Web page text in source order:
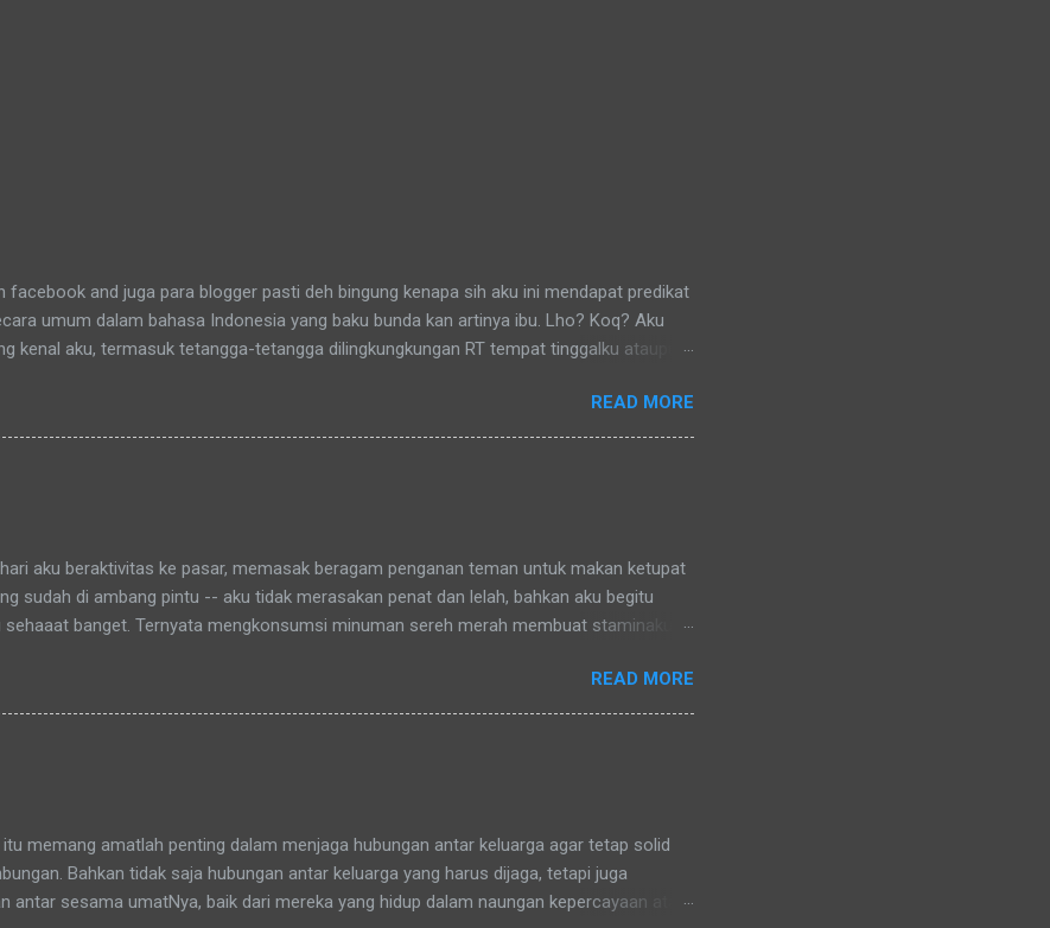
facebook and juga para blogger pasti deh bingung kenapa sih aku ini mendapat predikat
umum dalam bahasa Indonesia yang baku bunda kan artinya ibu. Lho? Koq? Aku
kenal aku, termasuk tetangga-tetangga dilingkungkungan RT tempat tinggalku ataupun
Green Bintaro Residence. Para ojeckers (yang udah kenal tentunya) pun memanggilku
ada cerita yang khusus kenapa akhirnya semua yang kenal denganku
bunda , sampai-sampai Pak RT dilingkungan pun terkadang memanggilku dengan
READ MORE
aku beraktivitas ke pasar, memasak beragam penganan teman untuk makan ketupat
sudah di ambang pintu -- aku tidak merasakan penat dan lelah, bahkan aku begitu
banget. Ternyata mengkonsumsi minuman sereh merah membuat staminaku
READ MORE
memang amatlah penting dalam menjaga hubungan antar keluarga agar tetap solid
Bahkan tidak saja hubungan antar keluarga yang harus dijaga, tetapi juga
antar sesama umatNya, baik dari mereka yang hidup dalam naungan kepercayaan atau